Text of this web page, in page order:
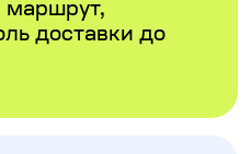
маршрут,
доставки до